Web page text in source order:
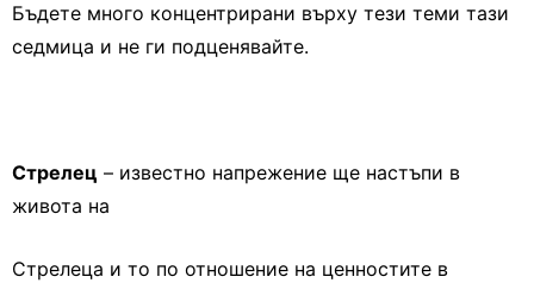
Бъдете много концентрирани върху тези теми тази
седмица и не ги подценявайте.
Стрелец – известно напрежение ще настъпи в
живота на
Стрелеца и то по отношение на ценностите в